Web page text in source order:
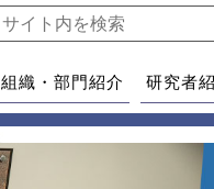
組織・部門紹介 研究者